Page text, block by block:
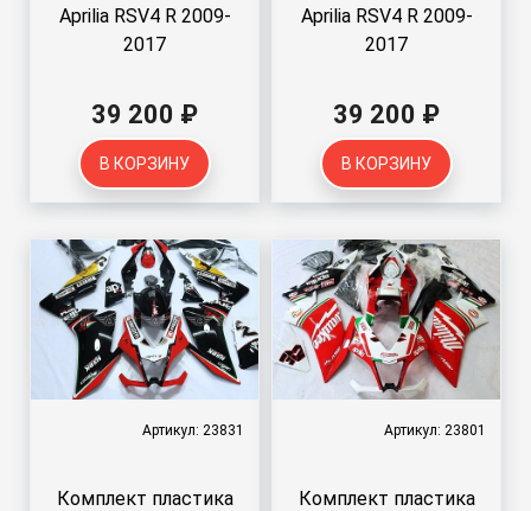
Aprilia RSV4 R 2009-
2017
39 200 ₽
В КОРЗИНУ
Aprilia RSV4 R 2009-
2017
39 200 ₽
В КОРЗИНУ
Артикул: 23831
Комплект пластика
Артикул: 23801
Комплект пластика